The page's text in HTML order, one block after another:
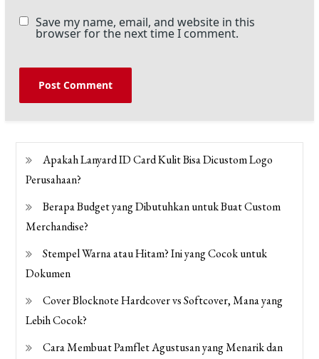
Save my name, email, and website in this
browser for the next time I comment.
Apakah Lanyard ID Card Kulit Bisa Dicustom Logo
Perusahaan?
Berapa Budget yang Dibutuhkan untuk Buat Custom
Merchandise?
Stempel Warna atau Hitam? Ini yang Cocok untuk
Dokumen
Cover Blocknote Hardcover vs Softcover, Mana yang
Lebih Cocok?
Cara Membuat Pamflet Agustusan yang Menarik dan